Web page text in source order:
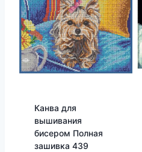
Канва для
вышивания
бисером Полная
зашивка 439